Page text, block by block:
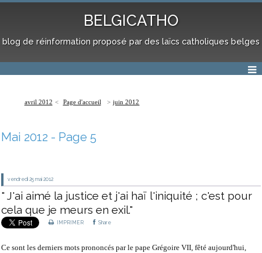
BELGICATHO
blog de réinformation proposé par des laïcs catholiques belges
avril 2012 Page d'accueil juin 2012
Mai 2012 - Page 5
vendredi 25 mai 2012
" J'ai aimé la justice et j'ai haï l'iniquité ; c'est pour
cela que je meurs en exil."
IMPRIMER Share
Ce sont les derniers mots prononcés par le pape Grégoire VII, fêté aujourd'hui,